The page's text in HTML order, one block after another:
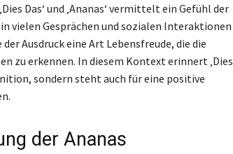
Das‘ und ‚Ananas‘ vermittelt ein Gefühl der
vielen Gesprächen und sozialen Interaktionen
Ausdruck eine Art Lebensfreude, die die
zu erkennen. In diesem Kontext erinnert ‚Dies
sondern steht auch für eine positive
der Ananas